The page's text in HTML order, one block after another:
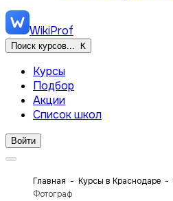
WikiProf
Поиск курсов... K
Курсы
Подбор
Акции
Список школ
Войти
Главная Курсы в Краснодаре
Фотограф